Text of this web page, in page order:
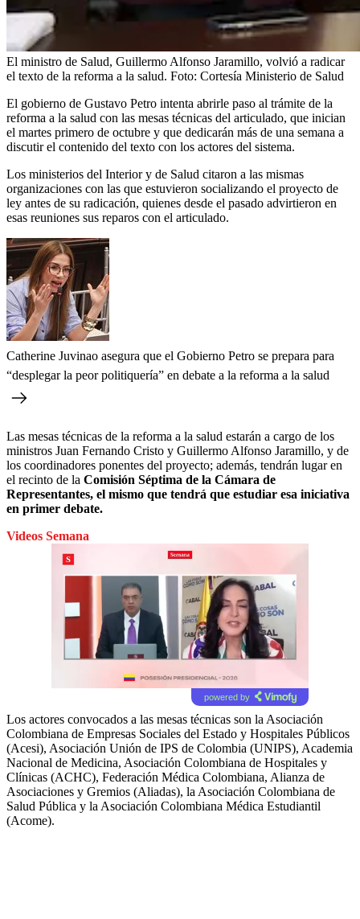
El ministro de Salud, Guillermo Alfonso Jaramillo, volvió a radicar
el texto de la reforma a la salud. Foto: Cortesía Ministerio de Salud
El gobierno de Gustavo Petro intenta abrirle paso al trámite de la
reforma a la salud con las mesas técnicas del articulado, que inician
el martes primero de octubre y que dedicarán más de una semana a
discutir el contenido del texto con los actores del sistema.
Los ministerios del Interior y de Salud citaron a las mismas
organizaciones con las que estuvieron socializando el proyecto de
ley antes de su radicación, quienes desde el pasado advirtieron en
esas reuniones sus reparos con el articulado.
Catherine Juvinao asegura que el Gobierno Petro se prepara para
“desplegar la peor politiquería” en debate a la reforma a la salud
Las mesas técnicas de la reforma a la salud estarán a cargo de los
ministros Juan Fernando Cristo y Guillermo Alfonso Jaramillo, y de
los coordinadores ponentes del proyecto; además, tendrán lugar en
el recinto de la Comisión Séptima de la Cámara de
Representantes, el mismo que tendrá que estudiar esa iniciativa
en primer debate.
Videos Semana
powered by
Los actores convocados a las mesas técnicas son la Asociación
Colombiana de Empresas Sociales del Estado y Hospitales Públicos
(Acesi), Asociación Unión de IPS de Colombia (UNIPS), Academia
Nacional de Medicina, Asociación Colombiana de Hospitales y
Clínicas (ACHC), Federación Médica Colombiana, Alianza de
Asociaciones y Gremios (Aliadas), la Asociación Colombiana de
Salud Pública y la Asociación Colombiana Médica Estudiantil
(Acome).